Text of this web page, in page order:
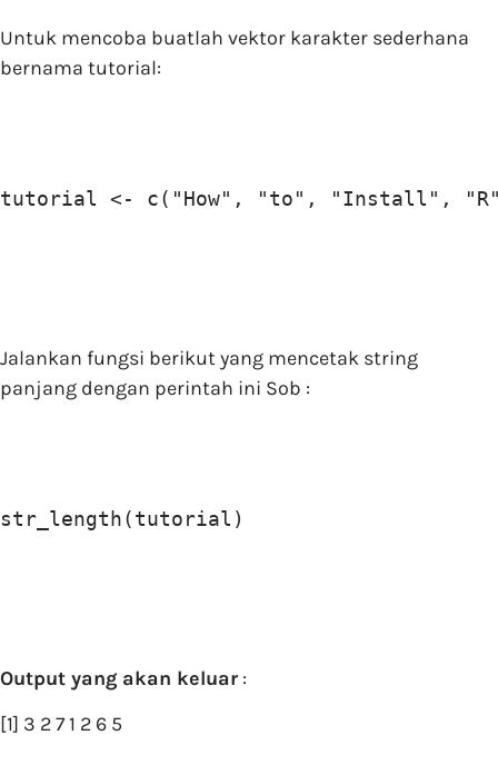
Untuk mencoba buatlah vektor karakter sederhana
bernama tutorial:
tutorial <- c("How", "to", "Install",
Jalankan fungsi berikut yang mencetak string
panjang dengan perintah ini Sob :
str_length(tutorial)
Output yang akan keluar :
[1] 3 2 7 1 2 6 5